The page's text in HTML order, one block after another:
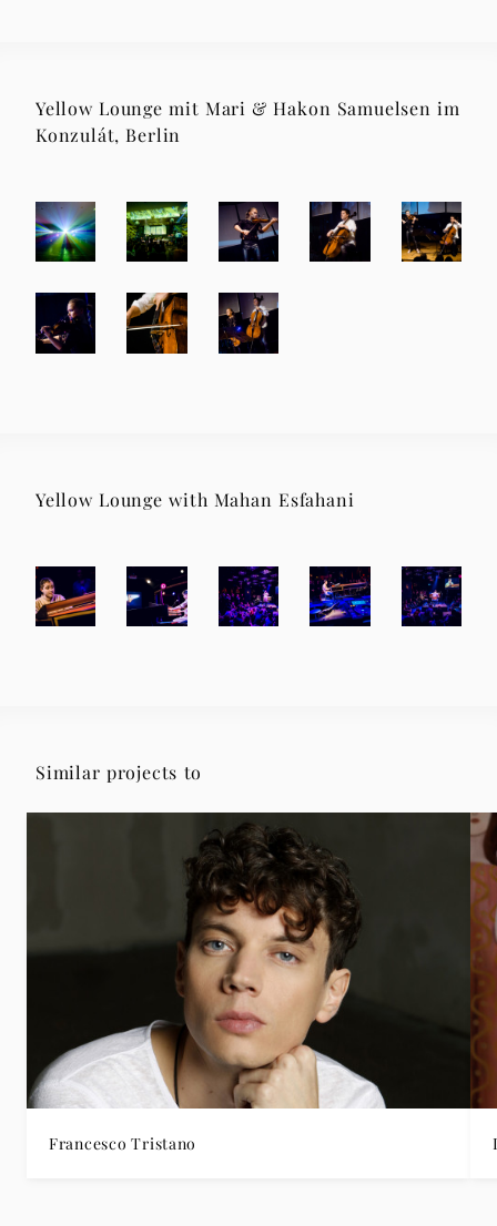
Yellow Lounge mit Mari & Hakon Samuelsen im
Konzulát, Berlin
Yellow Lounge with Mahan Esfahani
Similar projects to
Francesco Tristano